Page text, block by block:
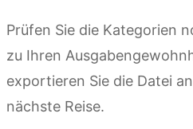
Prüfen Sie die Kategorien
zu Ihren
exportieren Sie die Datei
nächste Reise.